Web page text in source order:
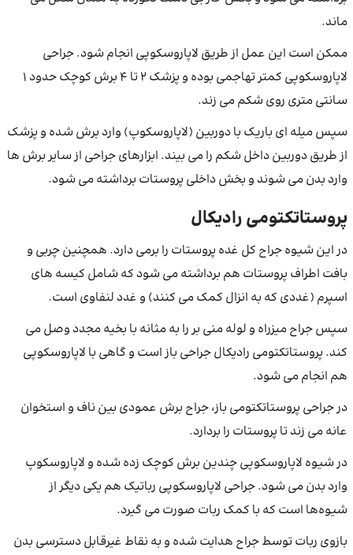
ماند.
ممکن است این عمل از طریق لاپاروسکوپی انجام شود. جراحی
لاپاروسکوپی کمتر تهاجمی بوده و پزشک ۲ تا ۴ برش کوچک حدود ۱
سانتی متری روی شکم می زند.
سپس میله ای باریک با دوربین (لاپاروسکوپ) وارد برش شده و پزشک
از طریق دوربین داخل شکم را می بیند. ابزارهای جراحی از سایر برش ها
وارد بدن می شوند و بخش داخلی پروستات برداشته می شود.
پروستاتکتومی رادیکال
در این شیوه جراح کل غده پروستات را برمی دارد. همچنین چربی و
بافت اطراف پروستات هم برداشته می شود که شامل کیسه های
اسپرم (غددی که به انزال کمک می کنند) و غدد لنفاوی است.
سپس جراح میزراه و لوله منی بر را به مثانه با بخیه مجدد وصل می
کند. پروستاتکتومی رادیکال جراحی باز است و گاهی با لاپاروسکوپی
هم انجام می ‌شود.
در جراحی پروستاتکتومی باز، جراح برش عمودی بین ناف و استخوان
عانه می ‌زند تا پروستات را بردارد.
در شیوه لاپاروسکوپی چندین برش کوچک زده شده و لاپاروسکوپ
وارد بدن می شود. جراحی لاپاروسکوپی رباتیک هم یکی دیگر از
شیوه‌ها است که با کمک ربات صورت می‌ گیرد.
بازوی ربات توسط جراح هدایت شده و به نقاط غیرقابل دسترسی بدن